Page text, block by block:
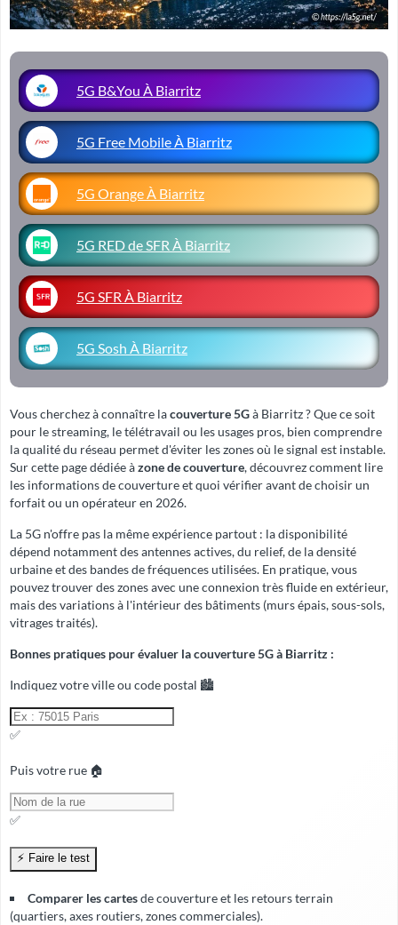
5G B&You À Biarritz
5G Free Mobile À Biarritz
5G Orange À Biarritz
5G RED de SFR À Biarritz
5G SFR À Biarritz
5G Sosh À Biarritz
Vous cherchez à connaître lacouverture 5Gà Biarritz ? Que ce soit
pour le streaming, le télétravail ou les usages pros, bien comprendre
la qualité du réseau permet d'éviter les zones où le signal est instable.
Sur cette page dédiée àzone de couverture, découvrez comment lire
les informations de couverture et quoi vérifier avant de choisir un
forfait ou un opérateur en 2026.
La 5G n'offre pas la même expérience partout : la disponibilité
dépend notamment des antennes actives, du relief, de la densité
urbaine et des bandes de fréquences utilisées. En pratique, vous
pouvez trouver des zones avec une connexion très fluide en extérieur,
mais des variations à l'intérieur des bâtiments (murs épais, sous-sols,
vitrages traités).
Bonnes pratiques pour évaluer la couverture 5G à Biarritz :
Indiquez votre ville ou code postal 🏙️
✅
Puis votre rue 🏠
✅
Comparer les cartesde couverture et les retours terrain
(quartiers, axes routiers, zones commerciales).